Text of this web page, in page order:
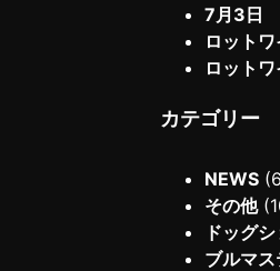
7月3日
ロット
ロット
カテゴリー
NEWS
その他
ドッグ
ブルマ